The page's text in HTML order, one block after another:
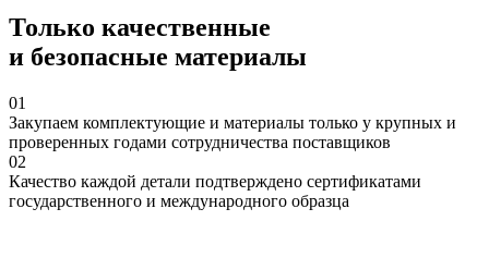
Только качественные
и безопасные материалы
01
Закупаем комплектующие и материалы только у крупных и
проверенных годами сотрудничества поставщиков
02
Качество каждой детали подтверждено сертификатами
государственного и международного образца